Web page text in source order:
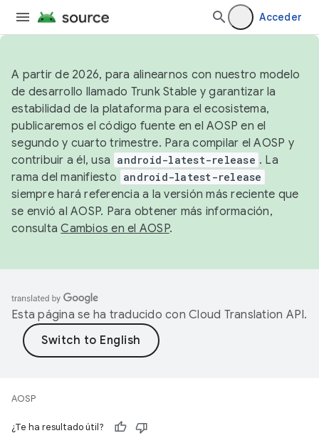
Acceder
A partir de 2026, para alinearnos con nuestro modelo
de desarrollo llamado Trunk Stable y garantizar la
estabilidad de la plataforma para el ecosistema,
publicaremos el código fuente en el AOSP en el
segundo y cuarto trimestre. Para compilar el AOSP y
contribuir a él, usa android-latest-release . La
rama del manifiesto android-latest-release
siempre hará referencia a la versión más reciente que
se envió al AOSP. Para obtener más información,
consultaCambios en el AOSP.
Esta página se ha traducido con Cloud Translation API.
AOSP
¿Te ha resultado útil?